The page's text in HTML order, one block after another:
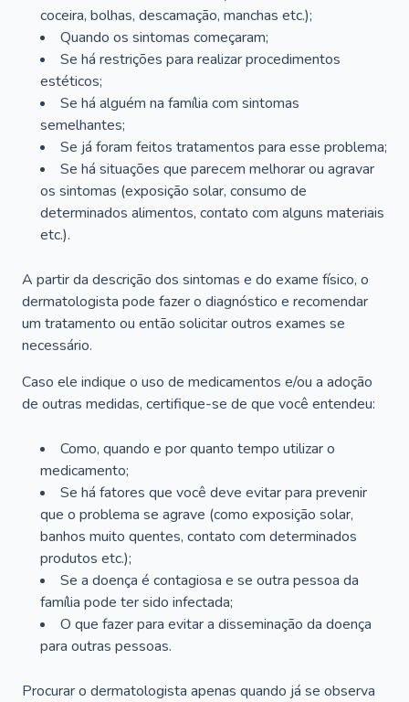
coceira, bolhas, descamação, manchas etc.);
Quando os sintomas começaram;
Se há restrições para realizar procedimentos
estéticos;
Se há alguém na família com sintomas
semelhantes;
Se já foram feitos tratamentos para esse problema;
Se há situações que parecem melhorar ou agravar
os sintomas (exposição solar, consumo de
determinados alimentos, contato com alguns materiais
etc.).
A partir da descrição dos sintomas e do exame físico, o
dermatologista pode fazer o diagnóstico e recomendar
um tratamento ou então solicitar outros exames se
necessário.
Caso ele indique o uso de medicamentos e/ou a adoção
de outras medidas, certifique-se de que você entendeu:
Como, quando e por quanto tempo utilizar o
medicamento;
Se há fatores que você deve evitar para prevenir
que o problema se agrave (como exposição solar,
banhos muito quentes, contato com determinados
produtos etc.);
Se a doença é contagiosa e se outra pessoa da
família pode ter sido infectada;
O que fazer para evitar a disseminação da doença
para outras pessoas.
Procurar o dermatologista apenas quando já se observa